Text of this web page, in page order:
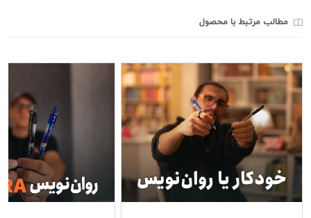
مطالب مرتبط با محصول